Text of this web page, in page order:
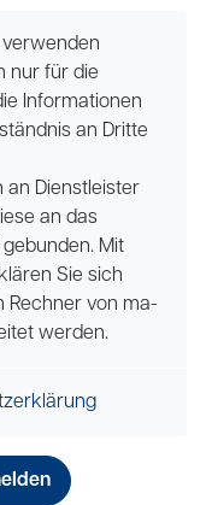
verwenden
nur für die
Informationen
an Dritte
Dienstleister
an das
Mit
Sie sich
Rechner von ma-
werden.